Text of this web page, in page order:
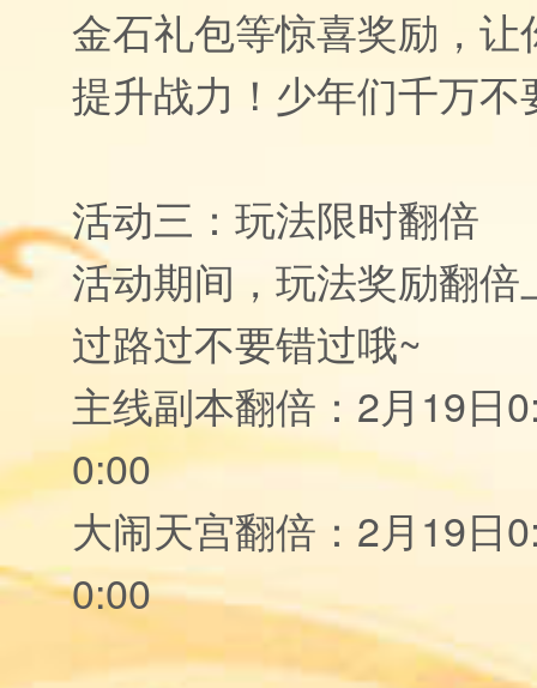
金石礼包等惊喜奖励，
提升战力！少年们千万不
活动三：玩法限时翻倍
活动期间，玩法奖励翻
过路过不要错过哦~
主线副本翻倍：2月19日
0:00
大闹天宫翻倍：2月19日
0:00